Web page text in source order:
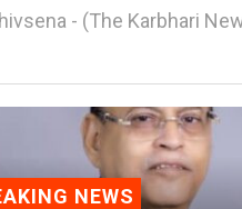
- (The Karbhari
NEWS